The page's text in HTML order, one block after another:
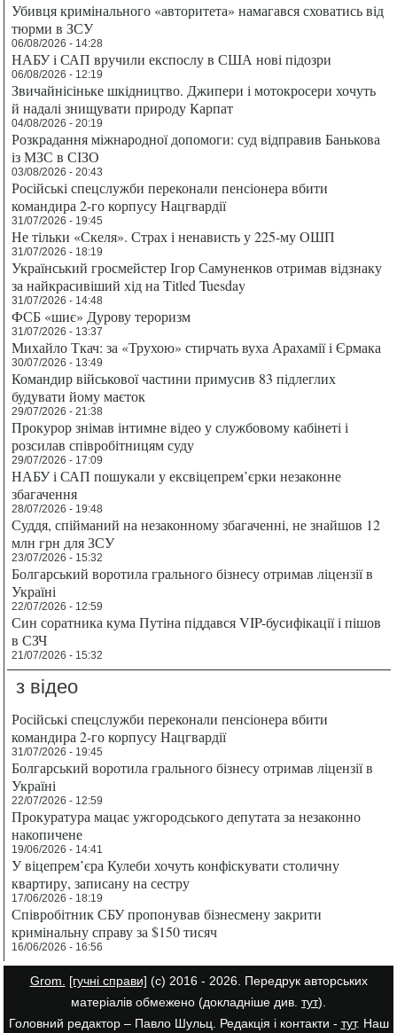
Убивця кримінального «авторитета» намагався сховатись від
тюрми в ЗСУ
06/08/2026 - 14:28
НАБУ і САП вручили експослу в США нові підозри
06/08/2026 - 12:19
Звичайнісіньке шкідництво. Джипери і мотокросери хочуть
й надалі знищувати природу Карпат
04/08/2026 - 20:19
Розкрадання міжнародної допомоги: суд відправив Банькова
із МЗС в СІЗО
03/08/2026 - 20:43
Російські спецслужби переконали пенсіонера вбити
командира 2-го корпусу Нацгвардії
31/07/2026 - 19:45
Не тільки «Скеля». Страх і ненависть у 225-му ОШП
31/07/2026 - 18:19
Український гросмейстер Ігор Самуненков отримав відзнаку
за найкрасивіший хід на Titled Tuesday
31/07/2026 - 14:48
ФСБ «шиє» Дурову тероризм
31/07/2026 - 13:37
Михайло Ткач: за «Трухою» стирчать вуха Арахамії і Єрмака
30/07/2026 - 13:49
Командир військової частини примусив 83 підлеглих
будувати йому маєток
29/07/2026 - 21:38
Прокурор знімав інтимне відео у службовому кабінеті і
розсилав співробітницям суду
29/07/2026 - 17:09
НАБУ і САП пошукали у ексвіцепрем’єрки незаконне
збагачення
28/07/2026 - 19:48
Суддя, спійманий на незаконному збагаченні, не знайшов 12
млн грн для ЗСУ
23/07/2026 - 15:32
Болгарський воротила грального бізнесу отримав ліцензії в
Україні
22/07/2026 - 12:59
Син соратника кума Путіна піддався VIP-бусифікації і пішов
в СЗЧ
21/07/2026 - 15:32
з відео
Російські спецслужби переконали пенсіонера вбити
командира 2-го корпусу Нацгвардії
31/07/2026 - 19:45
Болгарський воротила грального бізнесу отримав ліцензії в
Україні
22/07/2026 - 12:59
Прокуратура мацає ужгородського депутата за незаконно
накопичене
19/06/2026 - 14:41
У віцепрем’єра Кулеби хочуть конфіскувати столичну
квартиру, записану на сестру
17/06/2026 - 18:19
Співробітник СБУ пропонував бізнесмену закрити
кримінальну справу за $150 тисяч
16/06/2026 - 16:56
Grom. [гучні справи] (с) 2016 - 2026. Передрук авторських
матеріалів обмежено (докладніше див. тут).
Головний редактор – Павло Шульц. Редакція і контакти - тут. Наш